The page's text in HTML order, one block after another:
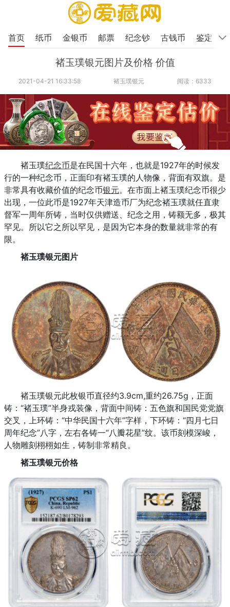
首页 纸币 金银币 邮票 纪念钞 古钱币 鉴定
褚玉璞银元图片及价格 价值
2021-04-21 16:33:58 褚玉璞银元 阅读：6333
褚玉璞纪念币是在民国十六年，也就是1927年的时候发
行的一种纪念币，正面印有褚玉璞的人物像，背面有双旗。是
非常具有收藏价值的纪念币银元。在市面上褚玉璞纪念币很少
出现，一位此币是1927年天津造币厂为纪念褚玉璞就任直隶
督军一周年所铸，当时仅供赠送、纪念之用，铸额无多，极其
罕见。所以它之所以罕见，是因为它本身的数量就非常的有
限。
褚玉璞银元图片
褚玉璞银元此枚银币直径约3.9cm,重约26.75g，正面
铸：“褚玉璞”半身戎装像，背面中间铸：五色旗和国民党党旗
交叉，上环铸：“中华民国十六年”字样，下环铸：“四月七日
周年纪念”八字，左右各铸一“八瓣花星”纹。该币刻模深峻，
人物雕刻栩栩如生，铸制非常精良。
褚玉璞银元价格